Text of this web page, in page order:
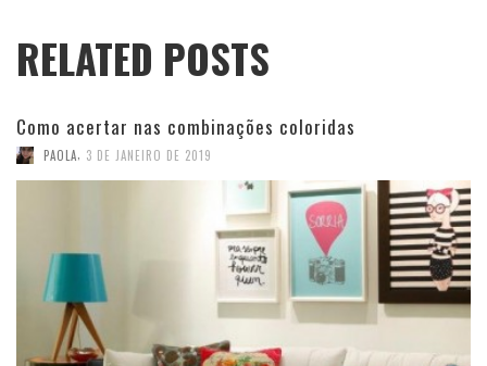
RELATED POSTS
Como acertar nas combinações coloridas
PAOLA 3 DE JANEIRO DE 2019